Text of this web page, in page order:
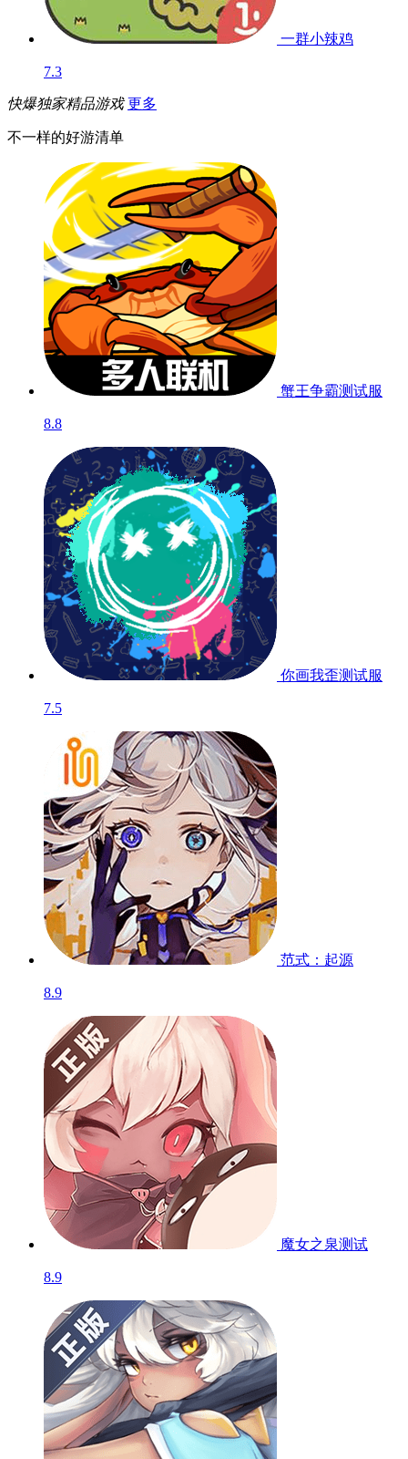
一群小辣鸡
7.3
快爆独家精品游戏 更多
不一样的好游清单
蟹王争霸测试服
8.8
你画我歪测试服
7.5
范式：起源
8.9
魔女之泉测试
8.9